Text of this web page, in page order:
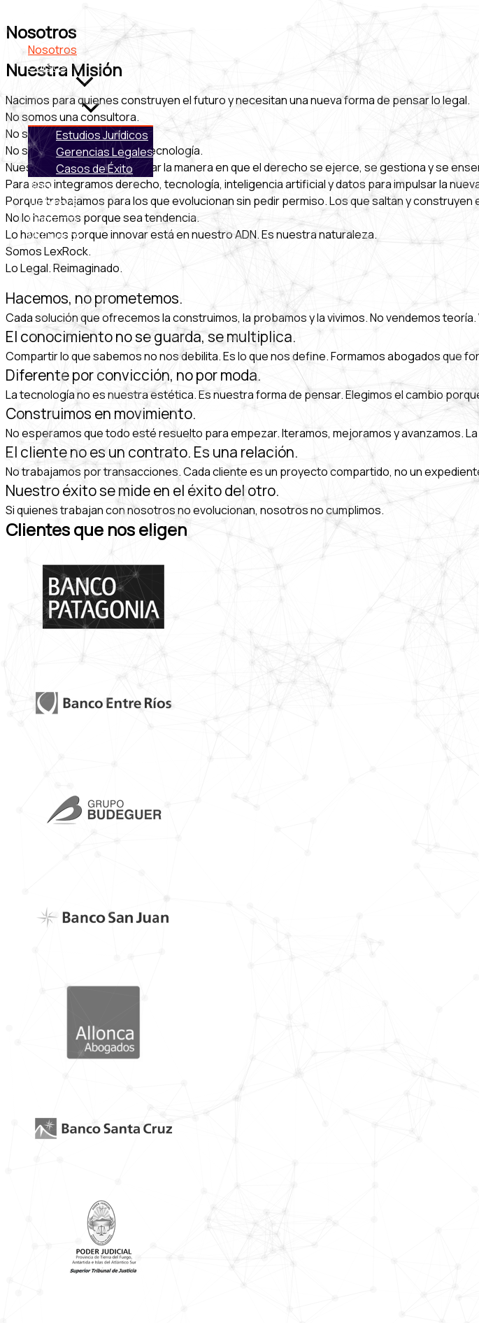
al
contenido
Nosotros
Cursos
Estudios Jurídicos
Gerencias Legales
Casos de Éxito
Blog
Webinars
Contacto
Mi Cuenta
Nosotros
Nuestra Misión
Nacimos para quienes construyen el futuro y necesitan una nueva forma de pensar lo legal.
No somos una consultora.
No somos una academia.
No somos una empresa de tecnología.
Nuestra misión es transformar la manera en que el derecho se ejerce, se gestiona y se
Para eso integramos derecho, tecnología, inteligencia artificial y datos para impulsar la
Porque trabajamos para los que evolucionan sin pedir permiso. Los que saltan y
No lo hacemos porque sea tendencia.
Lo hacemos porque innovar está en nuestro ADN. Es nuestra naturaleza.
Somos LexRock.
Lo Legal. Reimaginado.
Hacemos, no prometemos.
Cada solución que ofrecemos la construimos, la probamos y la vivimos. No vendemos
El conocimiento no se guarda, se multiplica.
Compartir lo que sabemos no nos debilita. Es lo que nos define. Formamos abogados que
Diferente por convicción, no por moda.
La tecnología no es nuestra estética. Es nuestra forma de pensar. Elegimos el cambio
Construimos en movimiento.
No esperamos que todo esté resuelto para empezar. Iteramos, mejoramos y avanzamos.
El cliente no es un contrato. Es una relación.
No trabajamos por transacciones. Cada cliente es un proyecto compartido, no un
Nuestro éxito se mide en el éxito del otro.
Si quienes trabajan con nosotros no evolucionan, nosotros no cumplimos.
Clientes que nos eligen